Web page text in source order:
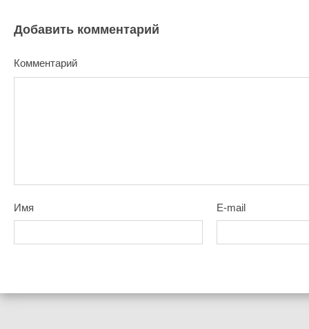
Добавить комментарий
Комментарий
Имя E-mail